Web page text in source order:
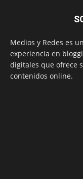
Medios y Redes es
experiencia en
digitales que ofrece
contenidos online.